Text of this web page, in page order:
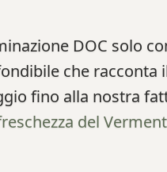
DOC solo
che racconta
fino alla nostra
del